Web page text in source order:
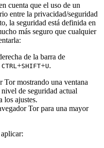
cuenta que el uso de un
entre la privacidad/seguridad
la seguridad está definida en
más seguro que cualquier
de la barra de
CTRL +SHIFT+U.
Tor para una mayor